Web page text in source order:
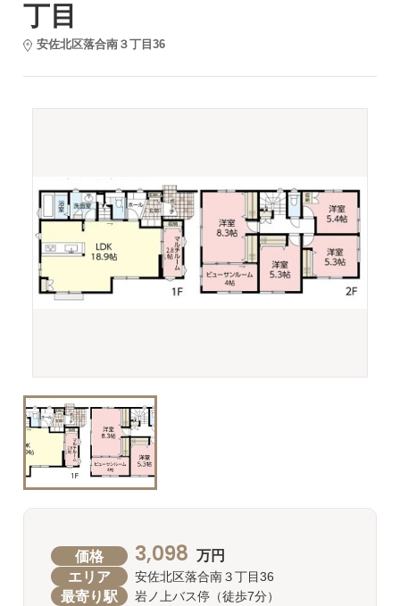
丁目
安佐北区落合南３丁目36
価格 3,098 万円
エリア 安佐北区落合南３丁目36
最寄り駅 岩ノ上バス停（徒歩7分）